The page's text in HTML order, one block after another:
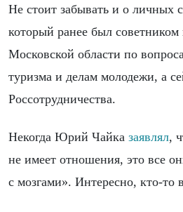
Не стоит забывать и о личных
который ранее был советником
Московской области по
туризма и делам молодежи, а
Россотрудничества.
Некогда Юрий Чайка заявлял,
не имеет отношения, это все
с мозгами». Интересно, кто-то